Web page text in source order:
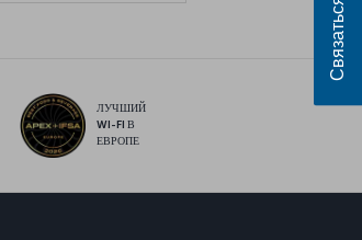
ЛУЧШИЙ
WI-FI В
ЕВРОПЕ